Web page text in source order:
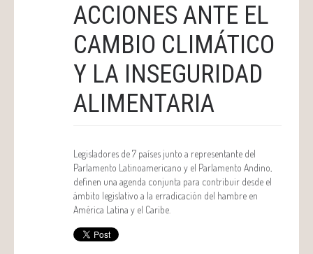
ACCIONES ANTE EL
CAMBIO CLIMÁTICO
Y LA INSEGURIDAD
ALIMENTARIA
Legisladores de 7 países junto a representante del
Parlamento Latinoamericano y el Parlamento Andino,
definen una agenda conjunta para contribuir desde el
ámbito legislativo a la erradicación del hambre en
América Latina y el Caribe.